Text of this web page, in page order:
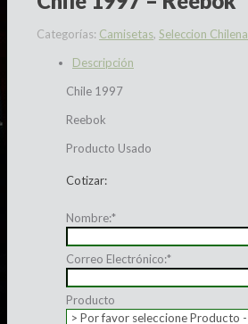
Categorías: Camisetas, Seleccion Chilena
Descripción
Chile 1997
Reebok
Producto Usado
Cotizar:
Nombre:*
Correo Electrónico:*
Producto